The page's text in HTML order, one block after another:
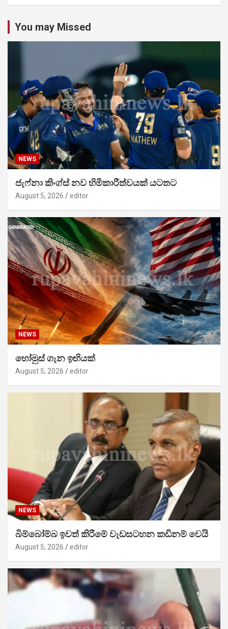
You may Missed
NEWS
ජැෆ්නා කිංග්ස් නව හිමිකාරීත්වයක් යටතට
August 5, 2026 editor
NEWS
හෝමුස් ගැන ඉඟියක්
August 5, 2026 editor
NEWS
බිම්බෝම්බ ඉවත් කිරීමේ වැඩසටහන කඩිනම් වෙයි
August 5, 2026 editor